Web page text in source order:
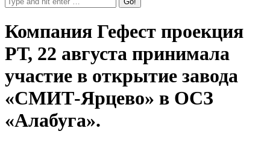
Компания Гефест проекция
РТ, 22 августа принимала
участие в открытие завода
«СМИТ-Ярцево» в ОСЗ
«Алабуга».